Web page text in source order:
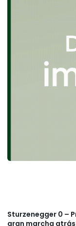
Sturzenegger 0 –
gran marcha